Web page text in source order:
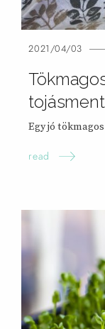
2021/04/03
Egy jó
read